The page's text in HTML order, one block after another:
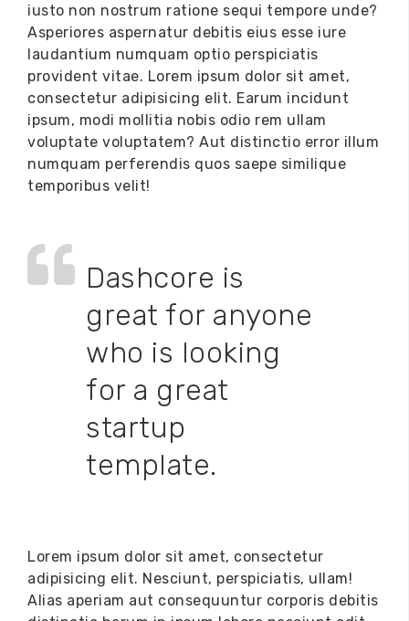
iusto non nostrum ratione sequi tempore unde?
Asperiores aspernatur debitis eius esse iure
laudantium numquam optio perspiciatis
provident vitae. Lorem ipsum dolor sit amet,
consectetur adipisicing elit. Earum incidunt
ipsum, modi mollitia nobis odio rem ullam
voluptate voluptatem? Aut distinctio error illum
numquam perferendis quos saepe similique
temporibus velit!
Dashcore is
great for anyone
who is looking
for a great
startup
template.
Lorem ipsum dolor sit amet, consectetur
adipisicing elit. Nesciunt, perspiciatis, ullam!
Alias aperiam aut consequuntur corporis debitis